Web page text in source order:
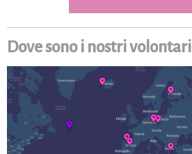
Dove sono i nostri volontari